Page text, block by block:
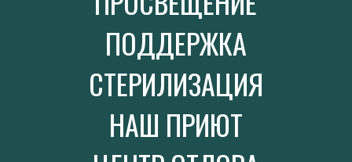
ПОДДЕРЖКА
СТЕРИЛИЗАЦИЯ
НАШ ПРИЮТ